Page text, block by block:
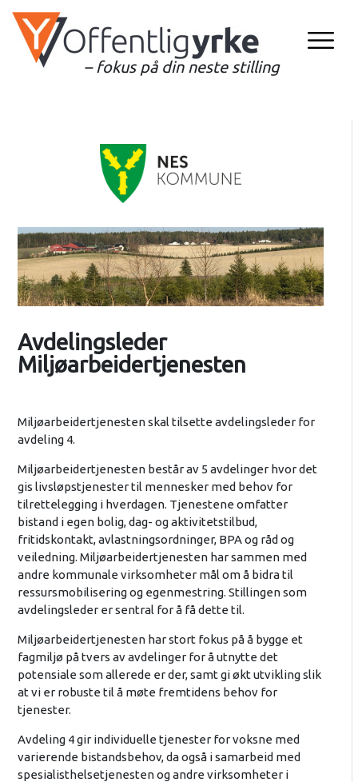
– fokus på din neste stilling
Avdelingsleder
Miljøarbeidertjenesten
Miljøarbeidertjenesten skal tilsette avdelingsleder for
avdeling 4.
Miljøarbeidertjenesten består av 5 avdelinger hvor det
gis livsløpstjenester til mennesker med behov for
tilrettelegging i hverdagen. Tjenestene omfatter
bistand i egen bolig, dag- og aktivitetstilbud,
fritidskontakt, avlastningsordninger, BPA og råd og
veiledning. Miljøarbeidertjenesten har sammen med
andre kommunale virksomheter mål om å bidra til
ressursmobilisering og egenmestring. Stillingen som
avdelingsleder er sentral for å få dette til.
Miljøarbeidertjenesten har stort fokus på å bygge et
fagmiljø på tvers av avdelinger for å utnytte det
potensiale som allerede er der, samt gi økt utvikling slik
at vi er robuste til å møte fremtidens behov for
tjenester.
Avdeling 4 gir individuelle tjenester for voksne med
varierende bistandsbehov, da også i samarbeid med
spesialisthelsetjenesten og andre virksomheter i